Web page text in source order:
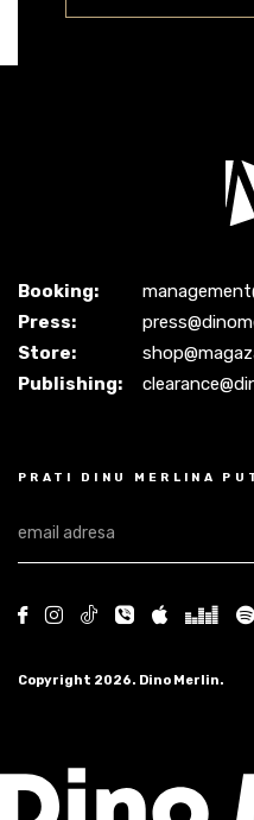
Booking:
Press:
Store:
Publishing:
PRATI DINU MERLINA
Copyright 2026. Dino Merlin.